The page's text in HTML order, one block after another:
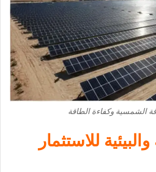
الشمسية وكفاءة الطاقة
والبيئية للاستثمار